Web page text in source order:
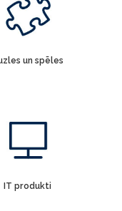
un spēles
IT produkti